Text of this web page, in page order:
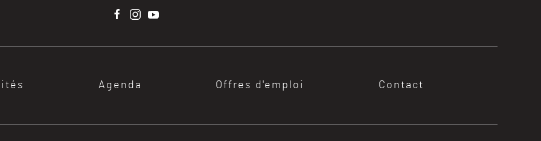
Agenda Offres d'emploi Contact